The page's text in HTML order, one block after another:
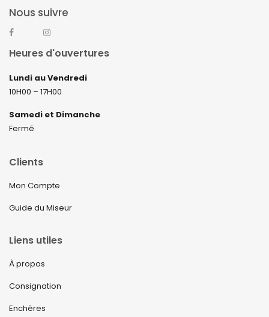
Nous suivre
Heures d'ouvertures
Lundi au Vendredi
10H00 – 17H00
Samedi et Dimanche
Fermé
Clients
Mon Compte
Guide du Miseur
Liens utiles
À propos
Consignation
Enchères